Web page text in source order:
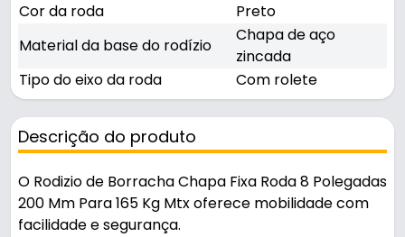
Cor da roda
Preto
Material da base do rodízio
Chapa de aço
zincada
Tipo do eixo da roda
Com rolete
Descrição do produto
O Rodizio de Borracha Chapa Fixa Roda 8 Polegadas
200 Mm Para 165 Kg Mtx oferece mobilidade com
facilidade e segurança.